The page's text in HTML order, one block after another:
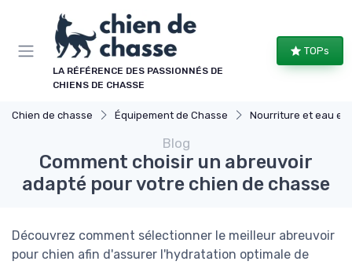
LA RÉFÉRENCE DES PASSIONNÉS DE
CHIENS DE CHASSE
TOPs
Chien de chasse Équipement de Chasse Nourriture et eau en
Blog
Comment choisir un abreuvoir
adapté pour votre chien de chasse
Découvrez comment sélectionner le meilleur abreuvoir
pour chien afin d'assurer l'hydratation optimale de
Panneau de gestion des cookies